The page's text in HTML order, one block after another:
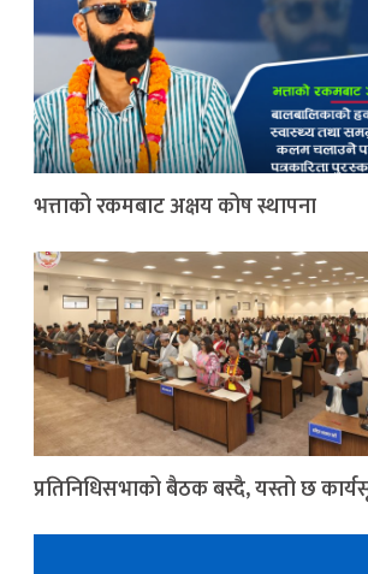
भत्ताको रकमबाट अक्षय कोष स्थापना
प्रतिनिधिसभाको बैठक बस्दै, यस्तो छ